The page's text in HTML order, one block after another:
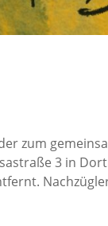
zum
3 in